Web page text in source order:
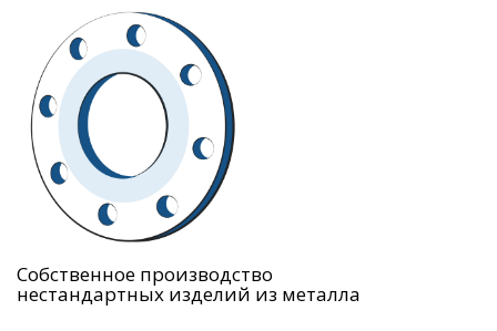
Собственное производство
нестандартных изделий из металла